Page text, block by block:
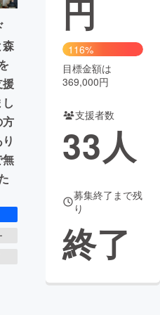
化
CAMPFIRE Creation
machi-ya コミュニティ
森
援
方
無
円
116%
目標金額は
369,000円
支援者数
33人
募集終了まで残
り
終了